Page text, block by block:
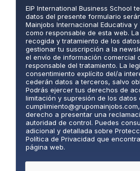
í
t
i
c
a
d
e
P
r
i
v
a
c
i
d
a
EIP International Business School
datos del presente formulario
Mainjobs Internacional Educativa y
como responsable de esta web.
recogida y tratamiento de los
gestionar tu suscripción a la
el envío de información comercial
responsable del tratamiento. La
consentimiento explícito del/a
cederán datos a terceros, salvo
Podrás ejercer tus derechos de
limitación y supresión de los datos
cumplimiento@grupomainjobs.com
derecho a presentar una
autoridad de control. Puedes
adicional y detallada sobre
Política de Privacidad que
página web.